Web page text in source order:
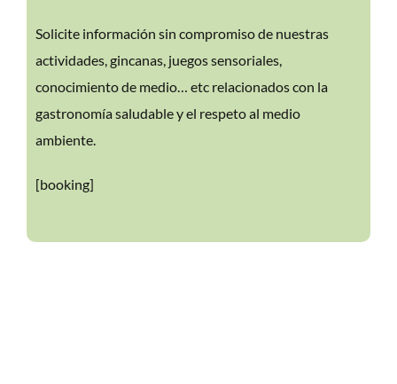
Solicite información sin compromiso de nuestras
actividades, gincanas, juegos sensoriales,
conocimiento de medio… etc relacionados con la
gastronomía saludable y el respeto al medio
ambiente.
[booking]